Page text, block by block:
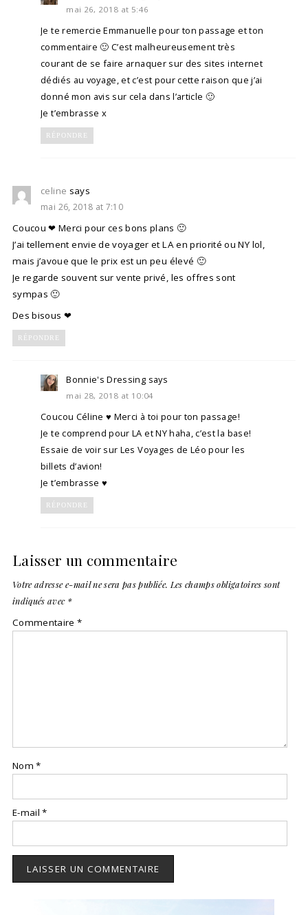
mai 26, 2018 at 5:46
Je te remercie Emmanuelle pour ton passage et ton
commentaire 🙂 C’est malheureusement très
courant de se faire arnaquer sur des sites internet
dédiés au voyage, et c’est pour cette raison que j’ai
donné mon avis sur cela dans l’article 🙂
Je t’embrasse x
RÉPONDRE
celine says
mai 26, 2018 at 7:10
Coucou ❤ Merci pour ces bons plans 🙂
J’ai tellement envie de voyager et LA en priorité ou NY lol,
mais j’avoue que le prix est un peu élevé 🙂
Je regarde souvent sur vente privé, les offres sont
sympas 🙂
Des bisous ❤
RÉPONDRE
Bonnie's Dressing says
mai 28, 2018 at 10:04
Coucou Céline ♥ Merci à toi pour ton passage!
Je te comprend pour LA et NY haha, c’est la base!
Essaie de voir sur Les Voyages de Léo pour les
billets d’avion!
Je t’embrasse ♥
RÉPONDRE
Laisser un commentaire
Votre adresse e-mail ne sera pas publiée. Les champs obligatoires sont
indiqués avec *
Commentaire*
Nom*
E-mail*